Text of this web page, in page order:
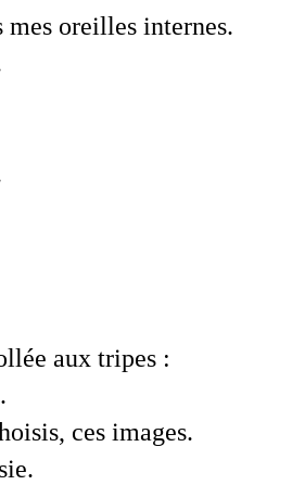
mes oreilles internes.
aux tripes :
ces images.